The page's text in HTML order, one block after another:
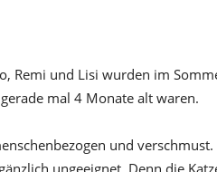
Remi und Lisi wurden im
mal 4 Monate alt waren.
und
ungeeignet. Denn die